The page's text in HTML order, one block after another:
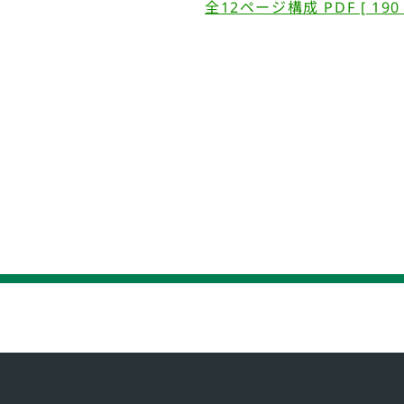
全12ページ構成 PDF [ 190